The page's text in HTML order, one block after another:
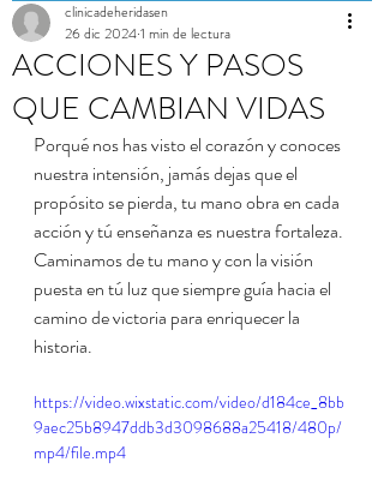
ACCIONES Y PASOS
QUE CAMBIAN VIDAS
clinicadeheridasen
26 dic 20241 min de lectura
Porqué nos has visto el corazón y conoces
nuestra intensión, jamás dejas que el
propósito se pierda, tu mano obra en cada
acción y tú enseñanza es nuestra fortaleza.
Caminamos de tu mano y con la visión
puesta en tú luz que siempre guía hacia el
camino de victoria para enriquecer la
historia.
https://video.wixstatic.com/video/d184ce_8bb
9aec25b8947ddb3d3098688a25418/480p/
mp4/file.mp4